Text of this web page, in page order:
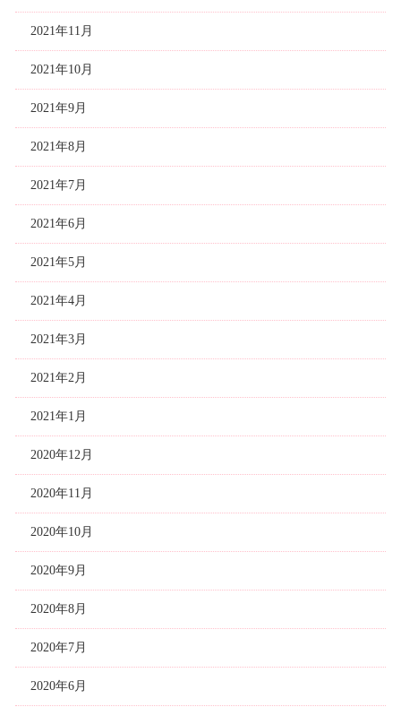
2021年11月
2021年10月
2021年9月
2021年8月
2021年7月
2021年6月
2021年5月
2021年4月
2021年3月
2021年2月
2021年1月
2020年12月
2020年11月
2020年10月
2020年9月
2020年8月
2020年7月
2020年6月